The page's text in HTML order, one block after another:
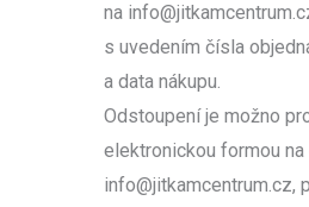
na
s uvedením čísla
a data nákupu.
Odstoupení je možno
elektronickou formou na
info@jitkamcentrum.cz,